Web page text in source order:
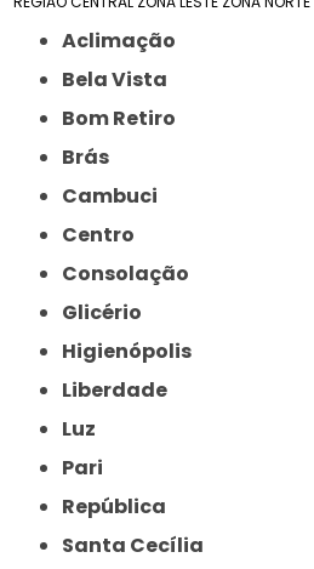
Aclimação
Bela Vista
Bom Retiro
Brás
Cambuci
Centro
Consolação
Glicério
Higienópolis
Liberdade
Luz
Pari
República
Santa Cecília